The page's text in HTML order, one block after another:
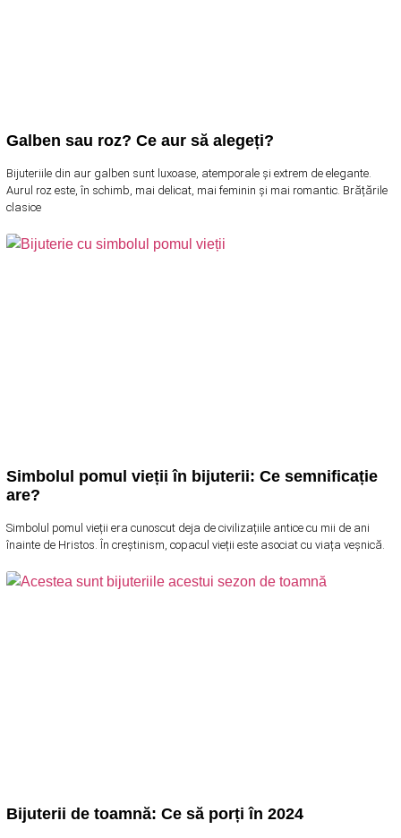
Galben sau roz? Ce aur să alegeți?
Bijuteriile din aur galben sunt luxoase, atemporale și extrem de elegante.
Aurul roz este, în schimb, mai delicat, mai feminin și mai romantic. Brățările
clasice
Simbolul pomul vieții în bijuterii: Ce semnificație
are?
Simbolul pomul vieții era cunoscut deja de civilizațiile antice cu mii de ani
înainte de Hristos. În creștinism, copacul vieții este asociat cu viața veșnică.
Bijuterii de toamnă: Ce să porți în 2024